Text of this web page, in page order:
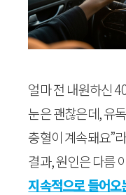
얼마 전 내원하신
눈은 괜찮은데, 유
충혈이 계속돼요”
결과, 원인은 다름
지속적으로 들어오